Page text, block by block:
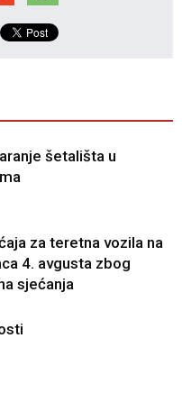
šetališta u
za teretna vozila na
4. avgusta zbog
sjećanja